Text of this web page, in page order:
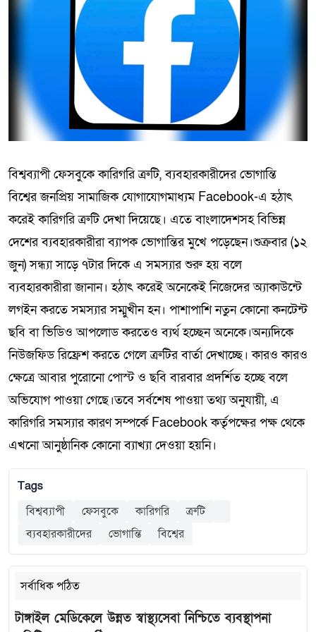
বিশ্বব্যাপী ফেসবুকে কারিগরি ত্রুটি, ব্যবহারকারীদের ভোগান্তি
বিশ্বের জনপ্রিয় সামাজিক যোগাযোগমাধ্যম Facebook-এ হঠাৎ
করেই কারিগরি ত্রুটি দেখা দিয়েছে। এতে বাংলাদেশসহ বিভিন্ন
দেশের ব্যবহারকারীরা ব্যাপক ভোগান্তির মুখে পড়েছেন।শুক্রবার (১২
জুন) সন্ধ্যা সাড়ে ৭টার দিকে এ সমস্যার শুরু হয় বলে
ব্যবহারকারীরা জানান। হঠাৎ করেই অনেকেই নিজেদের অ্যাকাউন্টে
লগইন করতে সমস্যার সম্মুখীন হন। পাশাপাশি নতুন কোনো কনটেন্ট
ছবি বা ভিডিও আপলোড করতেও ব্যর্থ হচ্ছেন অনেকে।অন্যদিকে
নিউজফিড রিফ্রেশ করতে গেলে ত্রুটির বার্তা দেখাচ্ছে। কারও কারও
ক্ষেত্রে আবার পুরোনো পোস্ট ও ছবি বারবার প্রদর্শিত হচ্ছে বলে
অভিযোগ পাওয়া গেছে।তবে সর্বশেষ পাওয়া তথ্য অনুযায়ী, এ
কারিগরি সমস্যার কারণ সম্পর্কে Facebook কর্তৃপক্ষের পক্ষ থেকে
এখনো আনুষ্ঠানিক কোনো ব্যাখ্যা দেওয়া হয়নি।
Tags
বিশ্বব্যাপী
ফেসবুকে কারিগরি
ত্রুটি
ব্যবহারকারীদের
ভোগান্তি বিশ্বের
সর্বাধিক পঠিত
টাঙ্গাইল মেডিকেলে উন্নত স্বাস্থ্যসেবা নিশ্চিতে ব্যবস্থাপনা